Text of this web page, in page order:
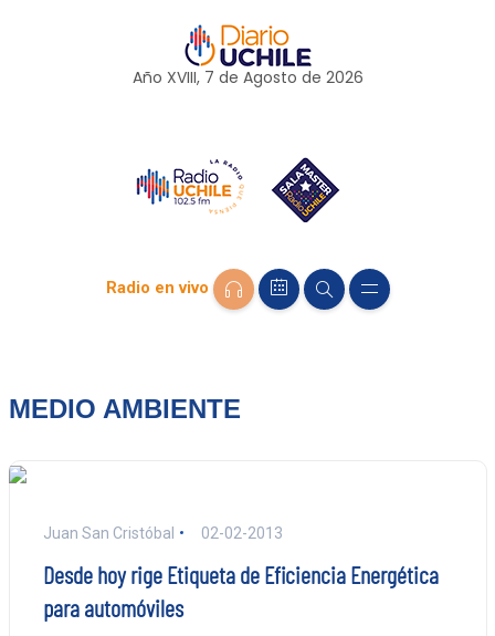
Año XVIII, 7 de Agosto de 2026
Radio en vivo
MEDIO AMBIENTE
Juan San Cristóbal 02-02-2013
Desde hoy rige Etiqueta de Eficiencia Energética
para automóviles